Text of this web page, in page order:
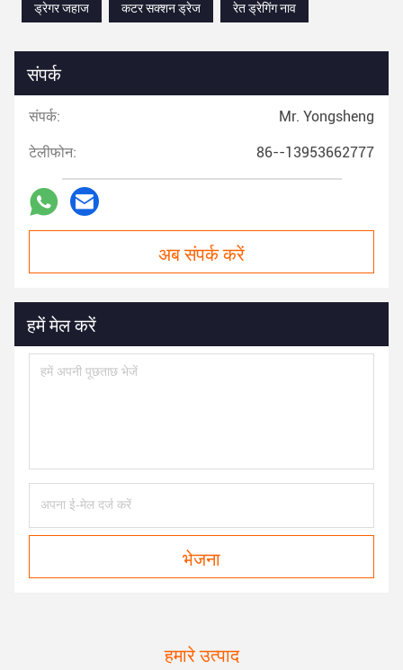
ड्रेगर जहाज
कटर सक्शन ड्रेज रेत ड्रेगिंग नाव
संपर्क
संपर्क: Mr. Yongsheng
टेलीफोन: 86--13953662777
अब संपर्क करें
हमें मेल करें
भेजना
हमारे उत्पाद